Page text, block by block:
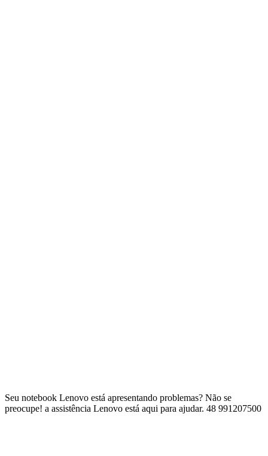
Seu notebook Lenovo está apresentando problemas? Não se
preocupe! a assistência Lenovo está aqui para ajudar. 48 991207500